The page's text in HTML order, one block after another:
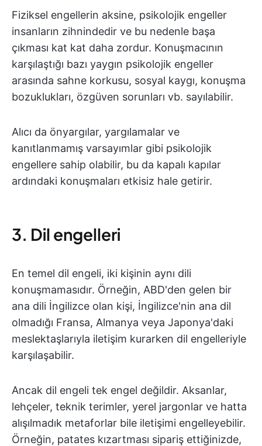
Fiziksel engellerin aksine, psikolojik engeller
insanların zihnindedir ve bu nedenle başa
çıkması kat kat daha zordur. Konuşmacının
karşılaştığı bazı yaygın psikolojik engeller
arasında sahne korkusu, sosyal kaygı, konuşma
bozuklukları, özgüven sorunları vb. sayılabilir.
Alıcı da önyargılar, yargılamalar ve
kanıtlanmamış varsayımlar gibi psikolojik
engellere sahip olabilir, bu da kapalı kapılar
ardındaki konuşmaları etkisiz hale getirir.
3. Dil engelleri
En temel dil engeli, iki kişinin aynı dili
konuşmamasıdır. Örneğin, ABD'den gelen bir
ana dili İngilizce olan kişi, İngilizce'nin ana dil
olmadığı Fransa, Almanya veya Japonya'daki
meslektaşlarıyla iletişim kurarken dil engelleriyle
karşılaşabilir.
Ancak dil engeli tek engel değildir. Aksanlar,
lehçeler, teknik terimler, yerel jargonlar ve hatta
alışılmadık metaforlar bile iletişimi engelleyebilir.
Örneğin, patates kızartması sipariş ettiğinizde,